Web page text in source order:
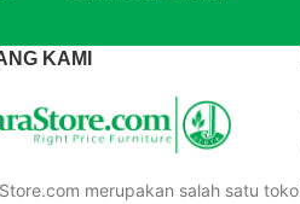
KAMI
merupakan salah satu toko